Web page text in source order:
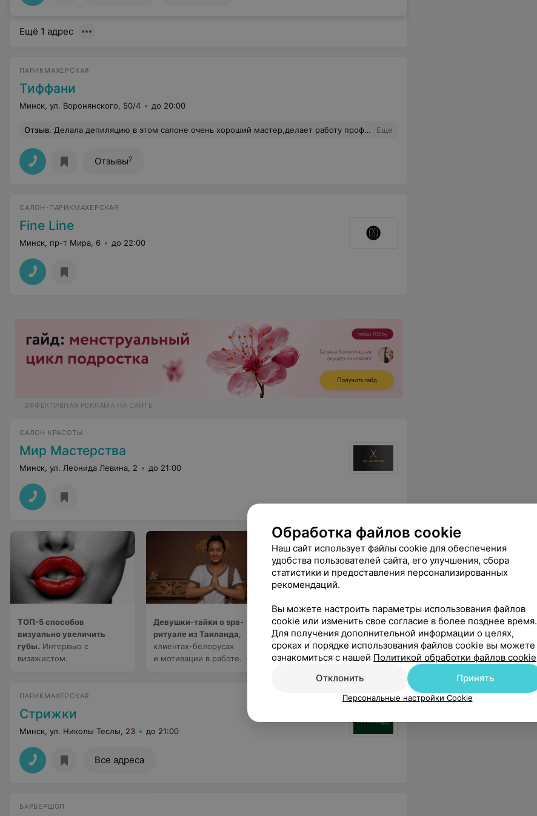
Ещё 1 адрес
ПАРИКМАХЕРСКАЯ
Тиффани
Минск, ул. Воронянского, 50/4 до 20:00
Отзыв. Делала депиляцию в этом салоне очень хороший мастер,делает работу профессионально.Я очень довольна результатом спасибо Ольге) Еще
Отзывы2
САЛОН-ПАРИКМАХЕРСКАЯ
Fine Line
Минск, пр-т Мира, 6 до 22:00
ЭФФЕКТИВНАЯ РЕКЛАМА НА САЙТЕ
САЛОН КРАСОТЫ
Мир Мастерства
Минск, ул. Леонида Левина, 2 до 21:00
ТОП-5 способов
визуально увеличить
губы. Интервью с
визажистом.
Девушки-тайки о spa-
ритуале из Таиланда
клиентах-белорусах
и мотивации в работе.
Все услуги маникюра в
Минске в одном месте.
ПАРИКМАХЕРСКАЯ
Стрижки
Минск, ул. Николы Теслы, 23 до 21:00
Все адреса
БАРБЕРШОП
Обработка файлов cookie
Наш сайт использует файлы cookie для обеспечения
удобства пользователей сайта, его улучшения, сбора
статистики и предоставления персонализированных
рекомендаций.
Вы можете настроить параметры использования файлов
cookie или изменить свое согласие в более позднее время.
Для получения дополнительной информации о целях,
сроках и порядке использования файлов cookie вы можете
ознакомиться с нашей Политикой обработки файлов cookie
Отклонить
Принять
Персональные настройки Cookie